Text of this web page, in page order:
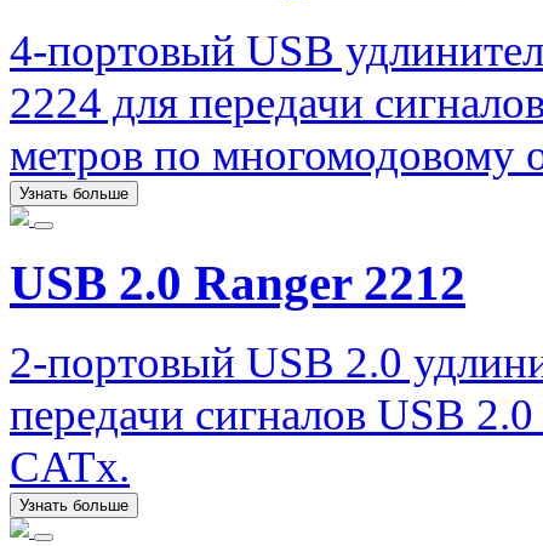
4-портовый USB
2224 для передачи
метров по многомодовому
Узнать больше
USB 2.0 Ranger 2212
2-портовый USB 2.0
передачи сигналов USB
CATx.
Узнать больше